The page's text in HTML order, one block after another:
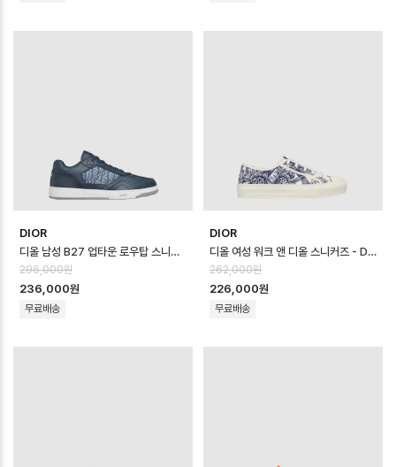
DIOR
디올 남성 B27 업타운 로우탑 스니커즈 - Dior Mens B27 Uptown Low …
296,000원
236,000원
무료배송
DIOR
디올 여성 워크 앤 디올 스니커즈 - Dior Womens Walk N Dior Sneak…
262,000원
226,000원
무료배송